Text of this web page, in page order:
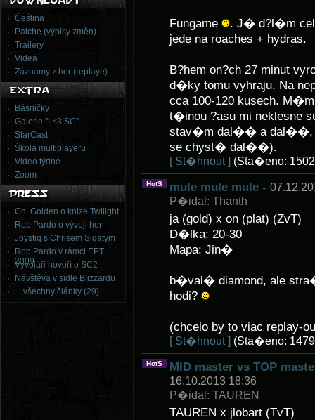
Čeština
Patche (výpisy změn)
Trailery
Videa
Záznamy z her (replaye)
Básničky
Galerie "I <3 SC"
StarCast
Škola multiplayeru
Video týdne
Zoom
Ch. Golden o knize Twilight
Rob Pardo o vývoji her
Joystiq s Chrisem Sigatym
Rob Pardo v rámci EPT
2009
Vývojáři hovoří o SC2
Návštěva v sídle Blizzardu
... všechny články (29)
Fungame
. J� d?l�m
jede na roaches + hydras.
B?hem on?ch 27 minut
d�ky tomu vyhraju. Na
cca 100-120 kusech.
t�inou ?asu mi neklesne
stav�m dal�� a dal��,
se chyst� dal��).
[ St�hnout ] (Sta�eno:
HotS mule mule mule -
P�idal: Thanth
ja (gold) x on (plat) (ZvT)
D�lka: 20-30
Mapa: Jin�
b�val� diamond, ale
hodi?
(chcelo by to viac replay-
[ St�hnout ] (Sta�eno:
HotS MID master vs TOP
16.10.2013 18:36
P�idal: TAUREN
TAUREN x jlobart (TvT)